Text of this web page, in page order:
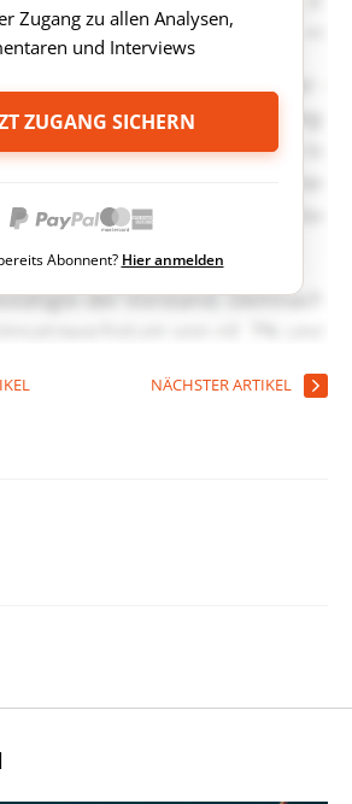
Zugang zu allen Analysen,
und Interviews
ZUGANG SICHERN
Abonnent? Hier anmelden
NÄCHSTER ARTIKEL